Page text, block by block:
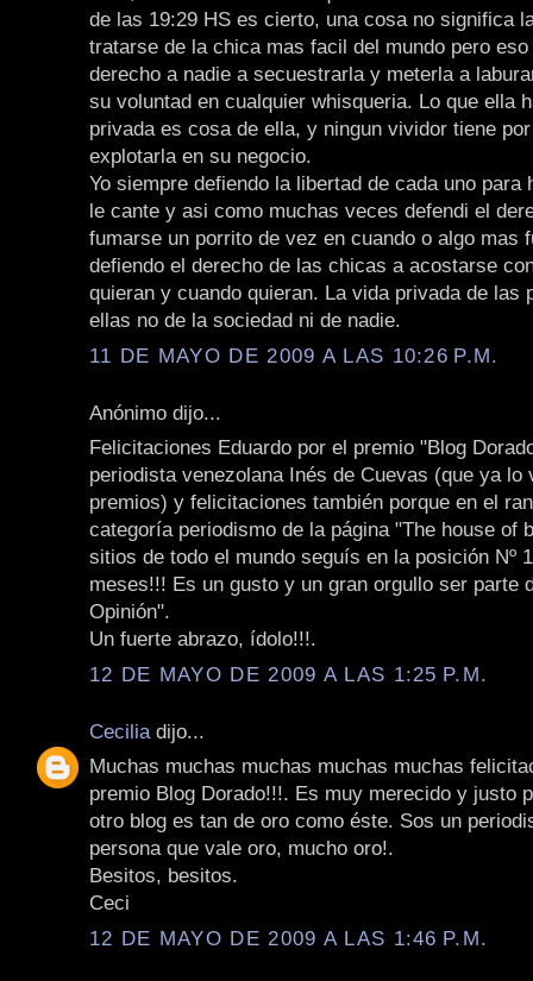
de las 19:29 HS es cierto, una cosa no significa
tratarse de la chica mas facil del mundo pero eso
derecho a nadie a secuestrarla y meterla a
su voluntad en cualquier whisqueria. Lo que ella
privada es cosa de ella, y ningun vividor tiene
explotarla en su negocio.
Yo siempre defiendo la libertad de cada uno para
le cante y asi como muchas veces defendi el
fumarse un porrito de vez en cuando o algo mas
defiendo el derecho de las chicas a acostarse
quieran y cuando quieran. La vida privada de las
ellas no de la sociedad ni de nadie.
11 DE MAYO DE 2009 A LAS 10:26 P.M.
Anónimo dijo...
Felicitaciones Eduardo por el premio "Blog
periodista venezolana Inés de Cuevas (que ya lo
premios) y felicitaciones también porque en el
categoría periodismo de la página "The house of
sitios de todo el mundo seguís en la posición Nº
meses!!! Es un gusto y un gran orgullo ser parte
Opinión".
Un fuerte abrazo, ídolo!!!.
12 DE MAYO DE 2009 A LAS 1:25 P.M.
Cecilia dijo...
Muchas muchas muchas muchas muchas
premio Blog Dorado!!!. Es muy merecido y justo
otro blog es tan de oro como éste. Sos un
persona que vale oro, mucho oro!.
Besitos, besitos.
Ceci
12 DE MAYO DE 2009 A LAS 1:46 P.M.